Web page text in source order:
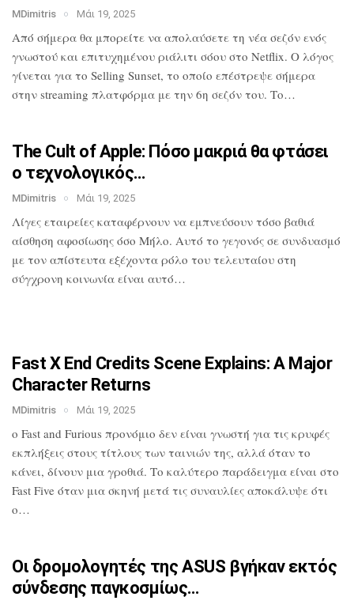
MDimitris Μάι 19, 2025
Από σήμερα θα μπορείτε να απολαύσετε τη νέα σεζόν ενός
γνωστού και επιτυχημένου ριάλιτι σόου στο Netflix. Ο λόγος
γίνεται για το Selling Sunset, το οποίο επέστρεψε σήμερα
στην streaming πλατφόρμα με την 6η σεζόν του. Το…
The Cult of Apple: Πόσο μακριά θαφτάσει
ο τεχνολογικός…
MDimitris Μάι 19, 2025
Λίγες εταιρείες καταφέρνουν να εμπνεύσουν τόσο βαθιά
αίσθηση αφοσίωσης όσο Μήλο. Αυτό το γεγονός σε συνδυασμό
με τον απίστευτα εξέχοντα ρόλο του τελευταίου στη
σύγχρονη κοινωνία είναι αυτό…
Fast X End Credits Scene Explains: AMajor
Character Returns
MDimitris Μάι 19, 2025
ο Fast and Furious προνόμιο δεν είναι γνωστή για τις κρυφές
εκπλήξεις στους τίτλους των ταινιών της, αλλά όταν το
κάνει, δίνουν μια γροθιά. Το καλύτερο παράδειγμα είναι στο
Fast Five όταν μια σκηνή μετά τις συναυλίες αποκάλυψε ότι
ο…
Οι δρομολογητές της ASUS βγήκαν εκτός
σύνδεσης παγκοσμίως…